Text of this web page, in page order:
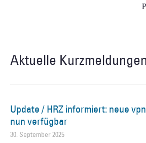
Aktuelle Kurzmeldungen
Update / HRZ informiert: neue
nun verfügbar
30. September 2025